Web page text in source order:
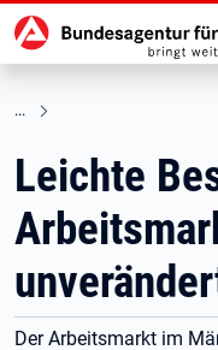
zu den Hauptinhalten
Leichte
Der Arbeitsmarkt im